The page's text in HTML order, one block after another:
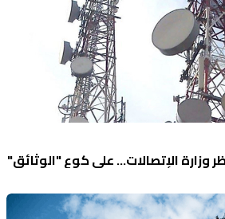
الإتصالات... على كوع "الوثائق"